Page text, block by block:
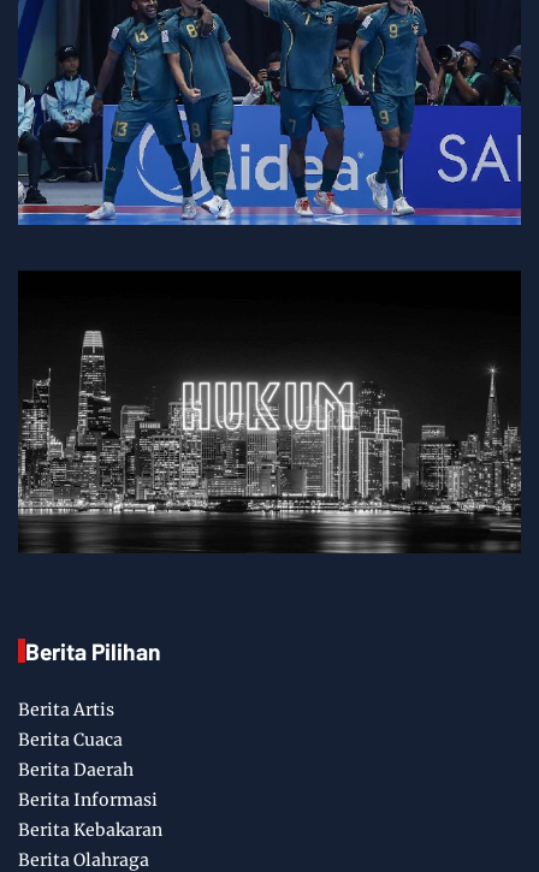
Berita Pilihan
Berita Artis
Berita Cuaca
Berita Daerah
Berita Informasi
Berita Kebakaran
Berita Olahraga